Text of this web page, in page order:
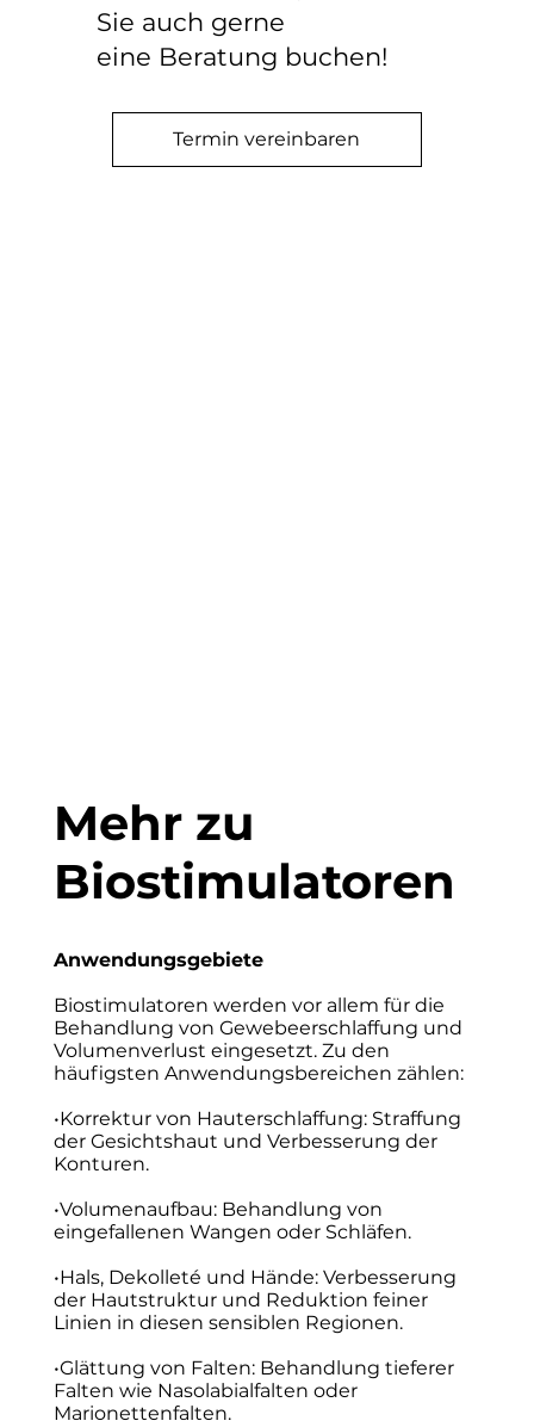
Sie auch gerne
eine Beratung buchen!
Termin vereinbaren
Mehr zu
Biostimulatoren
Anwendungsgebiete
Biostimulatoren werden vor allem für die
Behandlung von Gewebeerschlaffung und
Volumenverlust eingesetzt. Zu den
häufigsten Anwendungsbereichen zählen:
•Korrektur von Hauterschlaffung: Straffung
der Gesichtshaut und Verbesserung der
Konturen.
•Volumenaufbau: Behandlung von
eingefallenen Wangen oder Schläfen.
•Hals, Dekolleté und Hände: Verbesserung
der Hautstruktur und Reduktion feiner
Linien in diesen sensiblen Regionen.
•Glättung von Falten: Behandlung tieferer
Falten wie Nasolabialfalten oder
Marionettenfalten.